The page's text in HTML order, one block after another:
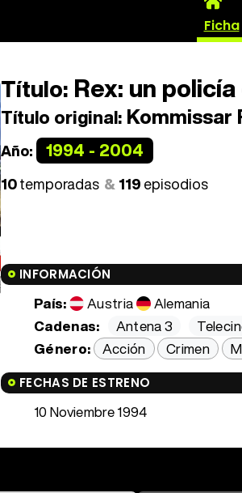
Ficha
Título: Rex: un
Título original: Kommissar
Año: 1994 - 2004
10temporadas 119episodios
INFORMACIÓN
País: Austria
Alemania
Cadenas:
Antena 3
Género: Acción Crimen
FECHAS DE ESTRENO
10 Noviembre 1994